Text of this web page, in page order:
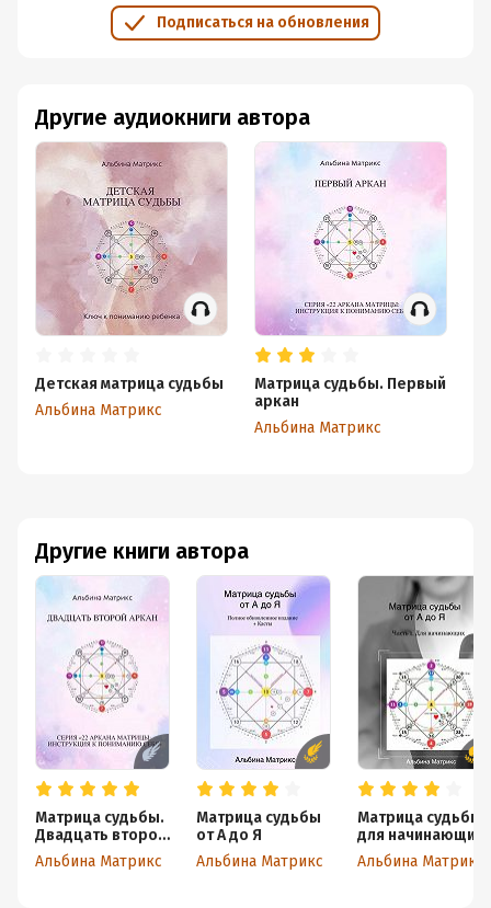
Подписаться на обновления
Другие книги автора
Матрица судьбы.
Двадцать второй
аркан
Альбина Матрикс
Матрица судьбы
от А до Я
Альбина Матрикс
Матрица судьбы
для начинающих
Альбина Матрикс
Другие аудиокниги автора
Детская матрица судьбы
Альбина Матрикс
Матрица судьбы. Первый
аркан
Альбина Матрикс